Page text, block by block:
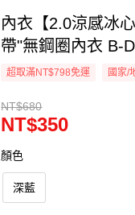
內衣【2.0涼感冰
帶"無鋼圈內衣 B-
超取滿NT$798免運 國家/
NT$680
NT$350
顏色
深藍